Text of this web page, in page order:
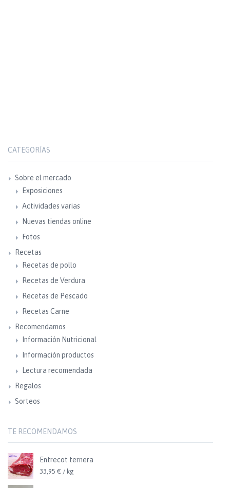
CATEGORÍAS
Sobre el mercado
Exposiciones
Actividades varias
Nuevas tiendas online
Fotos
Recetas
Recetas de pollo
Recetas de Verdura
Recetas de Pescado
Recetas Carne
Recomendamos
Información Nutricional
Información productos
Lectura recomendada
Regalos
Sorteos
TE RECOMENDAMOS
Entrecot ternera
33,95 € / kg